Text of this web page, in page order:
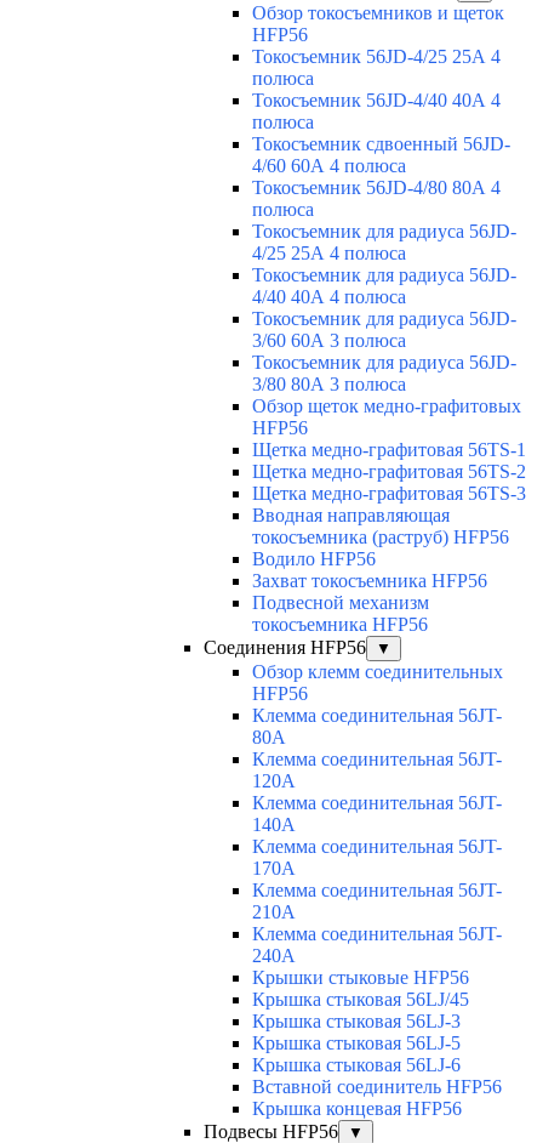
Обзор токосъемников и щеток
HFP56
Токосъемник 56JD-4/25 25А 4
полюса
Токосъемник 56JD-4/40 40А 4
полюса
Токосъемник сдвоенный 56JD-
4/60 60А 4 полюса
Токосъемник 56JD-4/80 80А 4
полюса
Токосъемник для радиуса 56JD-
4/25 25А 4 полюса
Токосъемник для радиуса 56JD-
4/40 40А 4 полюса
Токосъемник для радиуса 56JD-
3/60 60А 3 полюса
Токосъемник для радиуса 56JD-
3/80 80А 3 полюса
Обзор щеток медно-графитовых
HFP56
Щетка медно-графитовая 56TS-1
Щетка медно-графитовая 56TS-2
Щетка медно-графитовая 56TS-3
Вводная направляющая
токосъемника (раструб) HFP56
Водило HFP56
Захват токосъемника HFP56
Подвесной механизм
токосъемника HFP56
Соединения HFP56
▼
Обзор клемм соединительных
HFP56
Клемма соединительная 56JT-
80A
Клемма соединительная 56JT-
120A
Клемма соединительная 56JT-
140A
Клемма соединительная 56JT-
170A
Клемма соединительная 56JT-
210A
Клемма соединительная 56JT-
240A
Крышки стыковые HFP56
Крышка стыковая 56LJ/45
Крышка стыковая 56LJ-3
Крышка стыковая 56LJ-5
Крышка стыковая 56LJ-6
Вставной соединитель HFP56
Крышка концевая HFP56
Подвесы HFP56
▼